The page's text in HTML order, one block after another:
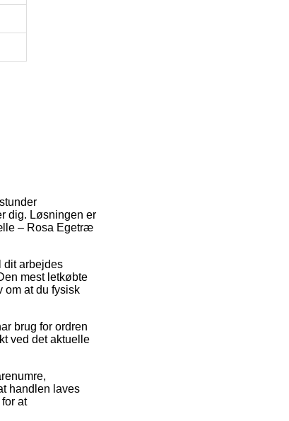
dig. Løsningen er
– Rosa Egetræ
dit arbejdes
mest letkøbte
om at du fysisk
brug for ordren
ved det aktuelle
handlen laves
at